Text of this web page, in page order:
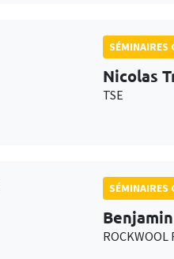
SÉMINAIRES
Nicolas
TSE
SÉMINAIRES